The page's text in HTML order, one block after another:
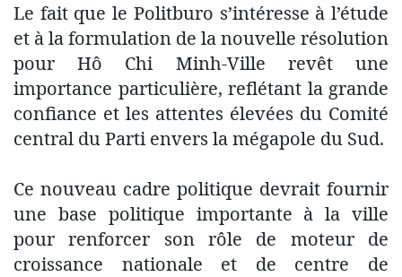
Le fait que le Politburo s’intéresse à l’étude
et à la formulation de la nouvelle résolution
pour Hô Chi Minh-Ville revêt une
importance particulière, reflétant la grande
confiance et les attentes élevées du Comité
central du Parti envers la mégapole du Sud.
Ce nouveau cadre politique devrait fournir
une base politique importante à la ville
pour renforcer son rôle de moteur de
croissance nationale et de centre de